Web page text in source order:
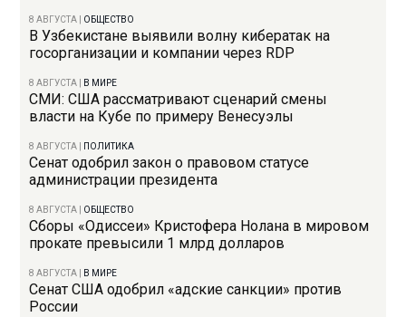
8 АВГУСТА ОБЩЕСТВО
В Узбекистане выявили волну кибератак на
госорганизации и компании через RDP
8 АВГУСТА В МИРЕ
СМИ: США рассматривают сценарий смены
власти на Кубе по примеру Венесуэлы
8 АВГУСТА ПОЛИТИКА
Сенат одобрил закон о правовом статусе
администрации президента
8 АВГУСТА ОБЩЕСТВО
Сборы «Одиссеи» Кристофера Нолана в мировом
прокате превысили 1 млрд долларов
8 АВГУСТА В МИРЕ
Сенат США одобрил «адские санкции» против
России